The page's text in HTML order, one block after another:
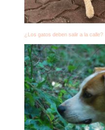
¿Los gatos deben salir a la calle?